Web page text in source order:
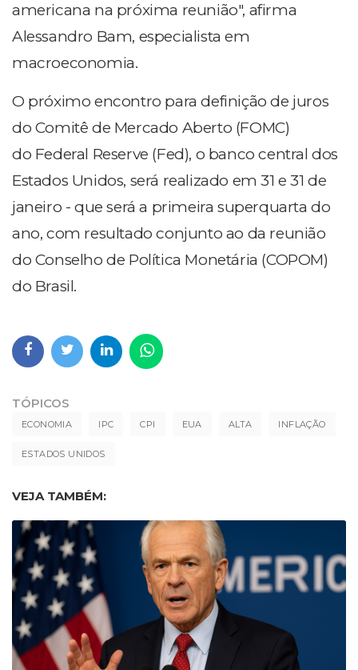
americana na próxima reunião", afirma
Alessandro Bam, especialista em
macroeconomia.
O próximo encontro para definição de juros
do Comitê de Mercado Aberto (FOMC)
do Federal Reserve (Fed), o banco central dos
Estados Unidos, será realizado em 31 e 31 de
janeiro - que será a primeira superquarta do
ano, com resultado conjunto ao da reunião
do Conselho de Política Monetária (COPOM)
do Brasil.
TÓPICOS
ECONOMIA IPC CPI EUA ALTA INFLAÇÃO
ESTADOS UNIDOS
VEJA TAMBÉM: